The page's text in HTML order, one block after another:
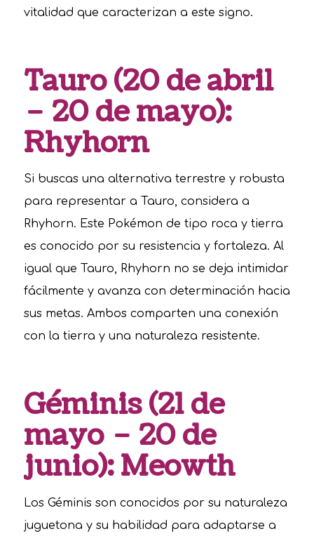
vitalidad que caracterizan a este signo.
Tauro (20 de abril
– 20 de mayo):
Rhyhorn
Si buscas una alternativa terrestre y robusta
para representar a Tauro, considera a
Rhyhorn. Este Pokémon de tipo roca y tierra
es conocido por su resistencia y fortaleza. Al
igual que Tauro, Rhyhorn no se deja intimidar
fácilmente y avanza con determinación hacia
sus metas. Ambos comparten una conexión
con la tierra y una naturaleza resistente.
Géminis (21 de
mayo – 20 de
junio): Meowth
Los Géminis son conocidos por su naturaleza
juguetona y su habilidad para adaptarse a